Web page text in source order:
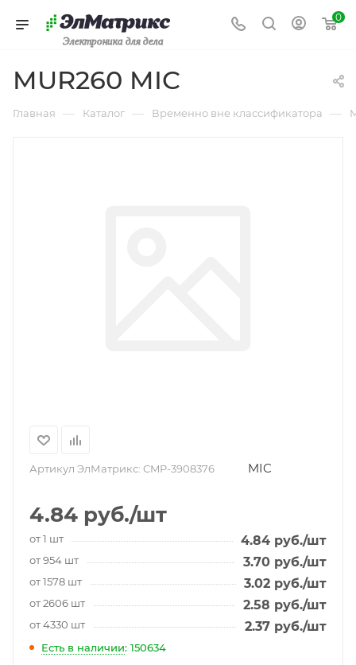
Электроника для дела
0
MUR260 MIC
Главная — Каталог — Временно вне классификатора —
Артикул ЭлМатрикс: CMP-3908376 MIC
4.84 руб./шт
от 1 шт 4.84 руб./шт
от 954 шт 3.70 руб./шт
от 1578 шт 3.02 руб./шт
от 2606 шт 2.58 руб./шт
от 4330 шт 2.37 руб./шт
Есть в наличии: 150634